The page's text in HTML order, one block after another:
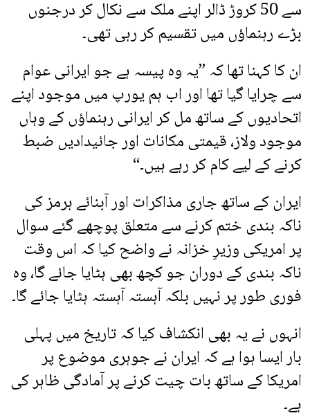
سے 50 کروڑ ڈالر اپنے ملک سے نکال کر درجنوں
بڑے رہنماؤں میں تقسیم کر رہی تھی۔
ان کا کہنا تھا کہ ”یہ وہ پیسہ ہے جو ایرانی عوام
سے چرایا گیا تھا اور اب ہم یورپ میں موجود اپنے
اتحادیوں کے ساتھ مل کر ایرانی رہنماؤں کے وہاں
موجود ولاز، قیمتی مکانات اور جائیدادیں ضبط
کرنے کے لیے کام کر رہے ہیں۔“
ایران کے ساتھ جاری مذاکرات اور آبنائے ہرمز کی
ناکہ بندی ختم کرنے سے متعلق پوچھے گئے سوال
پر امریکی وزیرِ خزانہ نے واضح کیا کہ اس وقت
ناکہ بندی کے دوران جو کچھ بھی ہٹایا جائے گا، وہ
فوری طور پر نہیں بلکہ آہستہ آہستہ ہٹایا جائے گا۔
انہوں نے یہ بھی انکشاف کیا کہ تاریخ میں پہلی
بار ایسا ہوا ہے کہ ایران نے جوہری موضوع پر
امریکا کے ساتھ بات چیت کرنے پر آمادگی ظاہر کی
ہے۔